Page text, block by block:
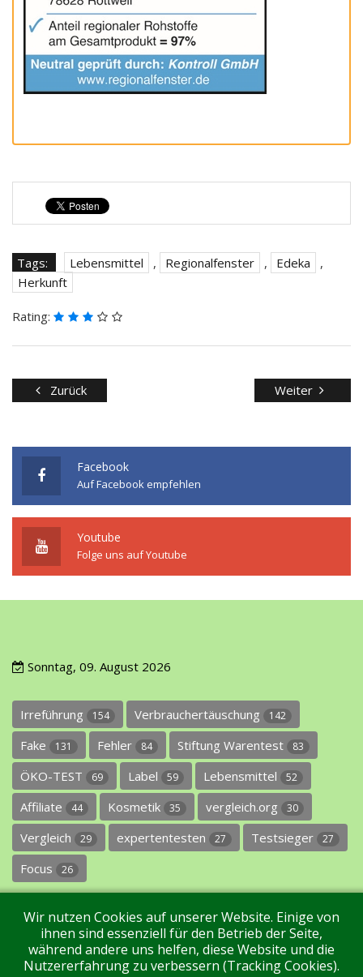
Tags: Lebensmittel , Regionalfenster , Edeka
,
Herkunft
Rating:
Zurück Weiter
Facebook
Auf Facebook empfehlen
Youtube
Folge uns auf Youtube
Sonntag, 09. August 2026
Irreführung 154 Verbrauchertäuschung 142
Fake 131 Fehler 84 Stiftung Warentest 83
ÖKO-TEST 69 Label 59 Lebensmittel 52
Affiliate 44 Kosmetik 35 vergleich.org 30
Vergleich 29 expertentesten 27 Testsieger 27
Focus 26
Wir nutzen Cookies auf unserer Website. Einige von
ihnen sind essenziell für den Betrieb der Seite,
während andere uns helfen, diese Website und die
Nutzererfahrung zu verbessern (Tracking Cookies).